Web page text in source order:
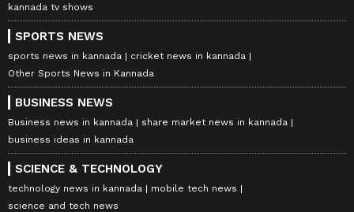
kannada tv shows
SPORTS NEWS
sports news in kannada
cricket news in kannada
Other Sports News in Kannada
BUSINESS NEWS
Business news in kannada
share market news in kannada
business ideas in kannada
SCIENCE & TECHNOLOGY
technology news in kannada
mobile tech news
science and tech news